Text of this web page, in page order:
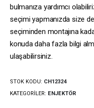
bulmanıza yardımcı
seçimi yapmanızda size
seçiminden montajına
konuda daha fazla bilgi
ulaşabilirsiniz.
STOK KODU: CH12324
KATEGORILER: ENJEKTÖR